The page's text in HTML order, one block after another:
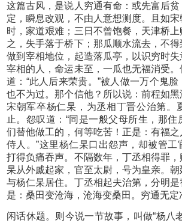
这篇古风，是说人穷通有命：或先富后
定，瞬息改观，不由人意想测度。且如
时，家道艰难；三日不曾饱餐，天津桥
之，失手落于桥下；那瓜顺水流去，不
做到宰相地位，起造落瓜亭，以识穷时
宰相的人，命运未至，一瓜也无福消受
道：“此人后来荣贵。”被人做一万个鬼
也不为过。那个信他？所以说：前程如
宋朝军卒杨仁杲，为丞相丁晋公治第。
止。怨叹道：“同是一般父母所生，那
们替他做工的，何等吃苦！正是：有福
侍人。”这里杨仁杲口出怨声，却被管
打得负痛吞声。不隔数年，丁丞相得罪
杲从外戚起家，官至太尉，号为皇亲。
与杨仁杲居住。丁丞相起夫治第，分明
是：桑田变沧海，沧海变桑田。穷通无
闲话休题。则今说一节故事，叫做“杨八